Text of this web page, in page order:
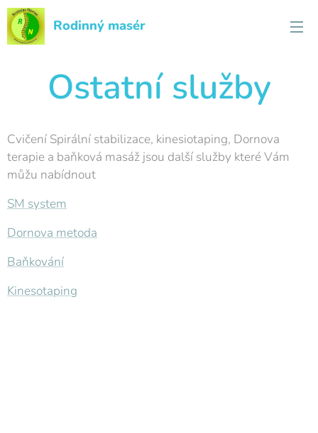
Rodinný masér
Ostatní služby
Cvičení Spirální stabilizace, kinesiotaping, Dornova
terapie a baňková masáž jsou další služby které Vám
můžu nabídnout
SM system
Dornova metoda
Baňkování
Kinesotaping